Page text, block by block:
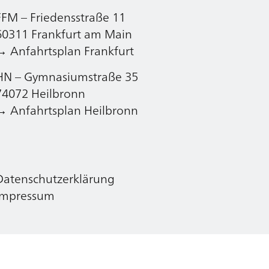
– Friedensstraße 11
Frankfurt am Main
Anfahrtsplan Frankfurt
– Gymnasiumstraße 35
Heilbronn
Anfahrtsplan Heilbronn